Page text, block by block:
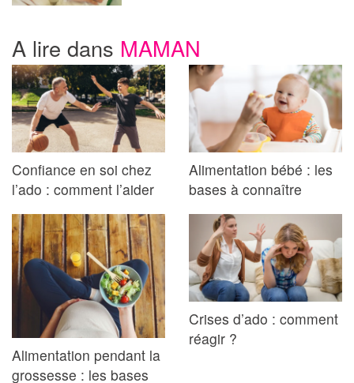
A lire dans MAMAN
Confiance en soi chez
l’ado : comment l’aider
Alimentation bébé : les
bases à connaître
Alimentation pendant la
grossesse : les bases
Crises d’ado : comment
réagir ?